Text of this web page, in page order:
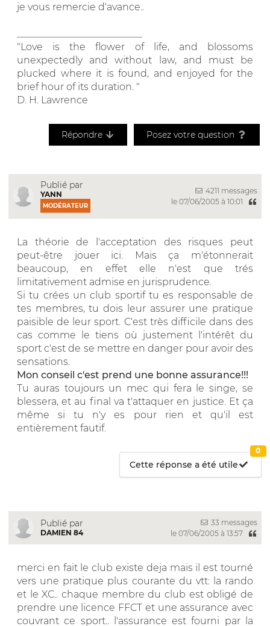
je vous remercie d'avance..
"Love is the flower of life, and blossoms
unexpectedly and without law, and must be
plucked where it is found, and enjoyed for the
brief hour of its duration. "
D. H. Lawrence
Répondre Posez votre question
Publié par
YANN
MODÉRATEUR
4211 messages
le 07/06/2005 à 10:01
La théorie de l'acceptation des risques peut
peut-être jouer ici. Mais ça m'étonnerait
beaucoup, en effet elle n'est que trés
limitativement admise en jurisprudence.
Si tu crées un club sportif tu es responsable de
tes membres, tu dois leur assurer une pratique
paisible de leur sport. C'est très difficile dans des
cas comme le tiens où justement l'intérêt du
sport c'est de se mettre en danger pour avoir des
sensations.
Mon conseil c'est prend une bonne assurance!!!
Tu auras toujours un mec qui fera le singe, se
blessera, et au final va t'attaquer en justice. Et ça
même si tu n'y es pour rien et qu'il est
entièrement fautif.
Cette réponse a été utile
0
Publié par
DAMIEN 84
33 messages
le 07/06/2005 à 13:57
merci en fait le club existe deja mais il est tourné
vers une pratique plus courante du vtt: la rando
et le XC.. chaque membre du club est obligé de
prendre une licence FFCT et une assurance avec
couvrant ce sport.. l'assurance est fourni par la